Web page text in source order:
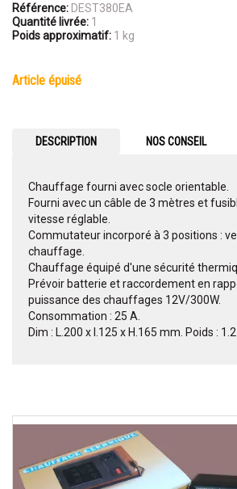
Référence: DEST380EA
Quantité livrée: 1
Poids approximatif: 1 kg
article épuisé
DESCRIPTION NOS CONSEIL
Chauffage fourni avec socle orientable.
Fourni avec un câble de 3 mètres et
vitesse réglable.
Commutateur incorporé à 3 positions :
chauffage.
Chauffage équipé d'une sécurité
Prévoir batterie et raccordement en
puissance des chauffages 12V/300W.
Consommation : 25 A.
Dim : L.200 x l.125 x H.165 mm. Poids : 1.2